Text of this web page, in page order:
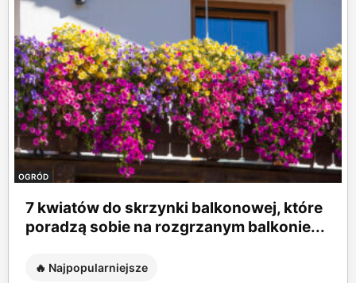
OGRÓD
7 kwiatów do skrzynki balkonowej, które
poradzą sobie na rozgrzanym balkonie...
🔥 Najpopularniejsze